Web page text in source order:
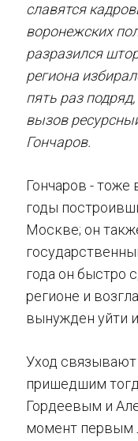
славятся
воронежских
разразился
региона
пять раз
вызов
Гончаров.
Гончаров - тоже
годы
Москве; он
года он быстро
регионе и
вынужден уйти
Уход
пришедшим
Гордеевым и
момент первым